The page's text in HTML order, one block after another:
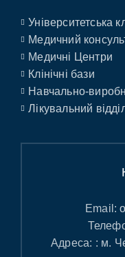
Університетська
Медичний
Медичні Центри
Клінічні бази
Навчально-
Лікувальний
Email:
Адреса: : м.